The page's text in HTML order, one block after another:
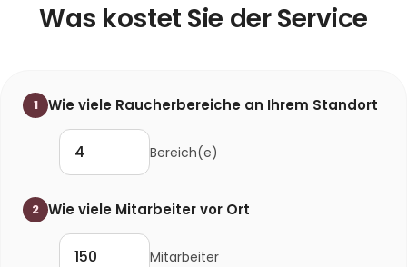
Was kostet Sie der Service
1 Wie viele Raucherbereiche an Ihrem Standort
Bereich(e)
2 Wie viele Mitarbeiter vor Ort
Mitarbeiter